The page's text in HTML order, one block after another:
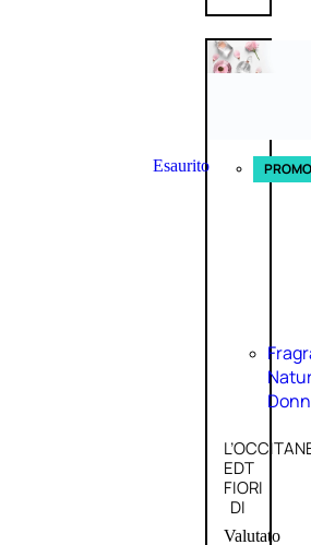
Esaurito PROMO
EDT
FIORI
DI
Valutato